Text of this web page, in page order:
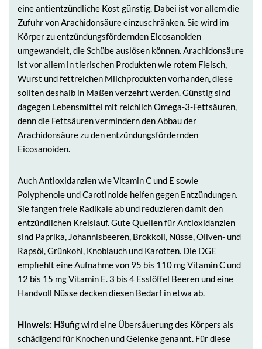
eine antientzündliche Kost günstig. Dabei ist vor allem die
Zufuhr von Arachidonsäure einzuschränken. Sie wird im
Körper zu entzündungsfördernden Eicosanoiden
umgewandelt, die Schübe auslösen können. Arachidonsäure
ist vor allem in tierischen Produkten wie rotem Fleisch,
Wurst und fettreichen Milchprodukten vorhanden, diese
sollten deshalb in Maßen verzehrt werden. Günstig sind
dagegen Lebensmittel mit reichlich Omega-3-Fettsäuren,
denn die Fettsäuren vermindern den Abbau der
Arachidonsäure zu den entzündungsfördernden
Eicosanoiden.
Auch Antioxidanzien wie Vitamin C und E sowie
Polyphenole und Carotinoide helfen gegen Entzündungen.
Sie fangen freie Radikale ab und reduzieren damit den
entzündlichen Kreislauf. Gute Quellen für Antioxidanzien
sind Paprika, Johannisbeeren, Brokkoli, Nüsse, Oliven- und
Rapsöl, Grünkohl, Knoblauch und Karotten. Die DGE
empfiehlt eine Aufnahme von 95 bis 110 mg Vitamin C und
12 bis 15 mg Vitamin E. 3 bis 4 Esslöffel Beeren und eine
Handvoll Nüsse decken diesen Bedarf in etwa ab.
Hinweis: Häufig wird eine Übersäuerung des Körpers als
schädigend für Knochen und Gelenke genannt. Für diese